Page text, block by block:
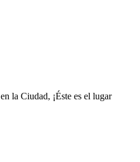
en la Ciudad, ¡Éste es el lugar